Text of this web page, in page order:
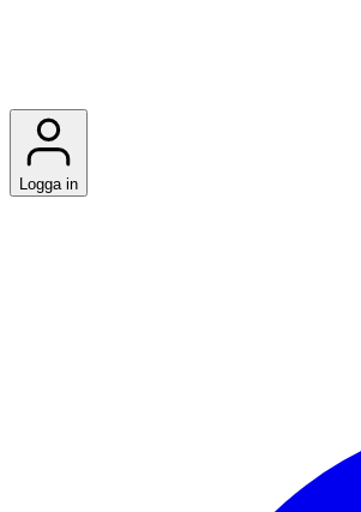
Logga in